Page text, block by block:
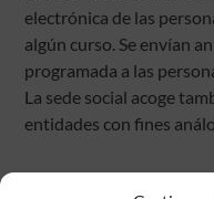
electrónica de las
algún curso. Se envían
programada a las
La sede social acoge
entidades con fines